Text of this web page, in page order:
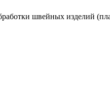
швейных изделий